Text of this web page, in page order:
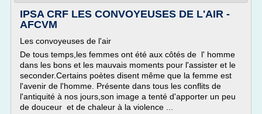
IPSA CRF LES CONVOYEUSES DE L'AIR -
AFCVM
Les convoyeuses de l'air
De tous temps,les femmes ont été aux côtés de l' homme
dans les bons et les mauvais moments pour l'assister et le
seconder.Certains poètes disent même que la femme est
l'avenir de l'homme. Présente dans tous les conflits de
l'antiquité à nos jours,son image a tenté d'apporter un peu
de douceur et de chaleur à la violence ...